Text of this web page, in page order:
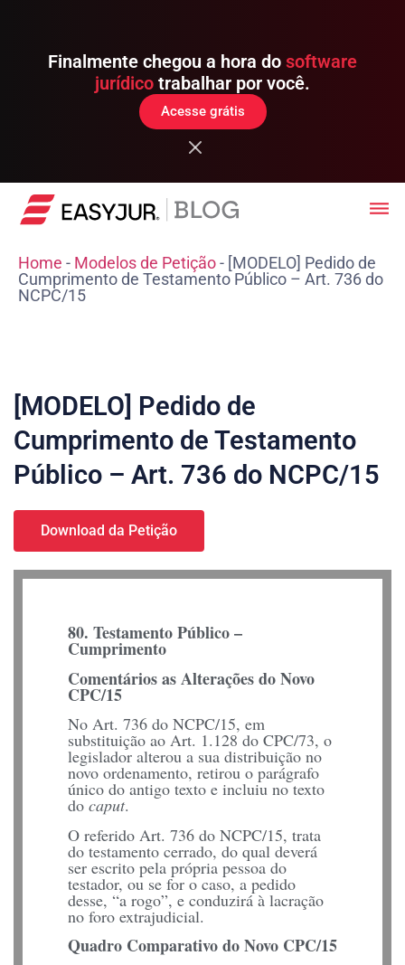
Finalmente chegou a hora do software
jurídico trabalhar por você.
Acesse grátis
Home - Modelos de Petição- [MODELO] Pedido de
Cumprimento de Testamento Público – Art. 736 do
NCPC/15
[MODELO] Pedido de
Cumprimento de Testamento
Público – Art. 736 do NCPC/15
Download da Petição
80. Testamento Público –
Cumprimento
Comentários as Alterações do Novo
CPC/15
No Art. 736 do NCPC/15, em
substituição ao Art. 1.128 do CPC/73, o
legislador alterou a sua distribuição no
novo ordenamento, retirou o parágrafo
único do antigo texto e incluiu no texto
do caput.
O referido Art. 736 do NCPC/15, trata
do testamento cerrado, do qual deverá
ser escrito pela própria pessoa do
testador, ou se for o caso, a pedido
desse, “a rogo”, e conduzirá à lacração
no foro extrajudicial.
Quadro Comparativo do Novo CPC/15